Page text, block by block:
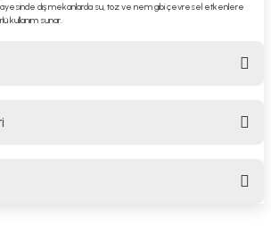
sayesinde dış mekanlarda su, toz ve nem gibi çevresel etkenlere
kullanım sunar.